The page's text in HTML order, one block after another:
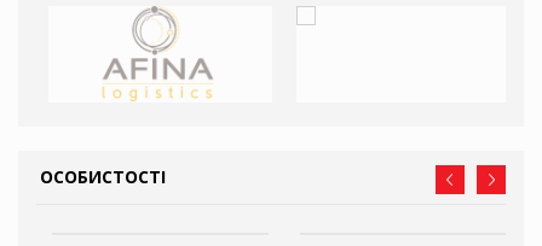
ОСОБИСТОСТІ